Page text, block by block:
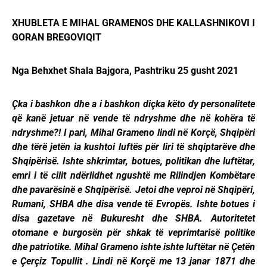
XHUBLETA E MIHAL GRAMENOS DHE KALLASHNIKOVI I
GORAN BREGOVIQIT
Nga Behxhet Shala Bajgora, Pashtriku 25 gusht 2021
Çka i bashkon dhe a i bashkon diçka këto dy personalitete
që kanë jetuar në vende të ndryshme dhe në kohëra të
ndryshme?! I pari, Mihal Grameno lindi në Korçë, Shqipëri
dhe tërë jetën ia kushtoi luftës për liri të shqiptarëve dhe
Shqipërisë. Ishte shkrimtar, botues, politikan dhe luftëtar,
emri i të cilit ndërlidhet ngushtë me Rilindjen Kombëtare
dhe pavarësinë e Shqipërisë. Jetoi dhe veproi në Shqipëri,
Rumani, SHBA dhe disa vende të Evropës. Ishte botues i
disa gazetave në Bukuresht dhe SHBA. Autoritetet
otomane e burgosën për shkak të veprimtarisë politike
dhe patriotike. Mihal Grameno ishte ishte luftëtar në Çetën
e Çerçiz Topullit . Lindi në Korçë me 13 janar 1871 dhe